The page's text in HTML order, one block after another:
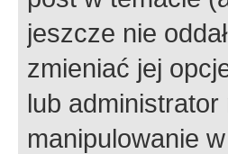
jeszcze nie
zmieniać jej
lub
manipulowanie